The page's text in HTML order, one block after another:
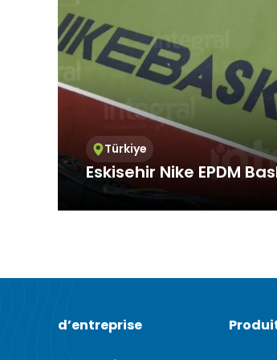
Türkiye
Eskisehir Nike EPDM
Integral Spor, which provides
d’entreprise